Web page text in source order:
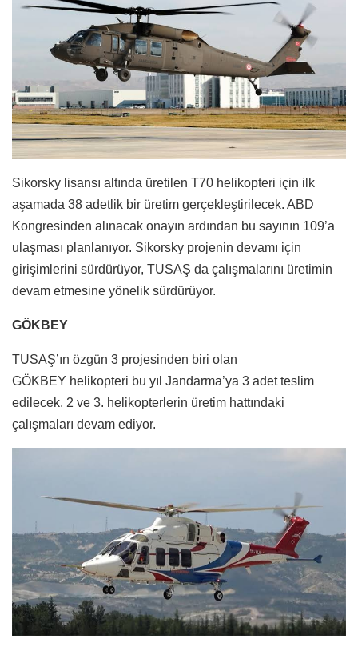
Sikorsky lisansı altında üretilen T70 helikopteri için ilk
aşamada 38 adetlik bir üretim gerçekleştirilecek. ABD
Kongresinden alınacak onayın ardından bu sayının 109’a
ulaşması planlanıyor. Sikorsky projenin devamı için
girişimlerini sürdürüyor, TUSAŞ da çalışmalarını üretimin
devam etmesine yönelik sürdürüyor.
GÖKBEY
TUSAŞ’ın özgün 3 projesinden biri olan
GÖKBEY helikopteri bu yıl Jandarma’ya 3 adet teslim
edilecek. 2 ve 3. helikopterlerin üretim hattındaki
çalışmaları devam ediyor.